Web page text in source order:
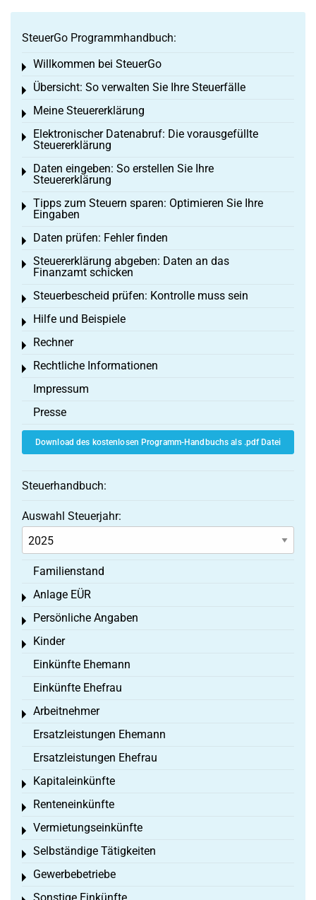
SteuerGo Programmhandbuch:
Willkommen bei SteuerGo
Toggle menu
Übersicht: So verwalten Sie Ihre Steuerfälle
Toggle menu
Meine Steuererklärung
Toggle menu
Elektronischer Datenabruf: Die vorausgefüllte
Steuererklärung
Toggle menu
Daten eingeben: So erstellen Sie Ihre
Steuererklärung
Toggle menu
Tipps zum Steuern sparen: Optimieren Sie Ihre
Eingaben
Toggle menu
Daten prüfen: Fehler finden
Toggle menu
Steuererklärung abgeben: Daten an das
Finanzamt schicken
Toggle menu
Steuerbescheid prüfen: Kontrolle muss sein
Toggle menu
Hilfe und Beispiele
Toggle menu
Rechner
Toggle menu
Rechtliche Informationen
Toggle menu
Impressum
Presse
Download des kostenlosen Programm-Handbuchs als .pdf Datei
Steuerhandbuch:
Auswahl Steuerjahr:
Familienstand
Anlage EÜR
Toggle menu
Persönliche Angaben
Toggle menu
Kinder
Toggle menu
Einkünfte Ehemann
Einkünfte Ehefrau
Arbeitnehmer
Toggle menu
Ersatzleistungen Ehemann
Ersatzleistungen Ehefrau
Kapitaleinkünfte
Toggle menu
Renteneinkünfte
Toggle menu
Vermietungseinkünfte
Toggle menu
Selbständige Tätigkeiten
Toggle menu
Gewerbebetriebe
Toggle menu